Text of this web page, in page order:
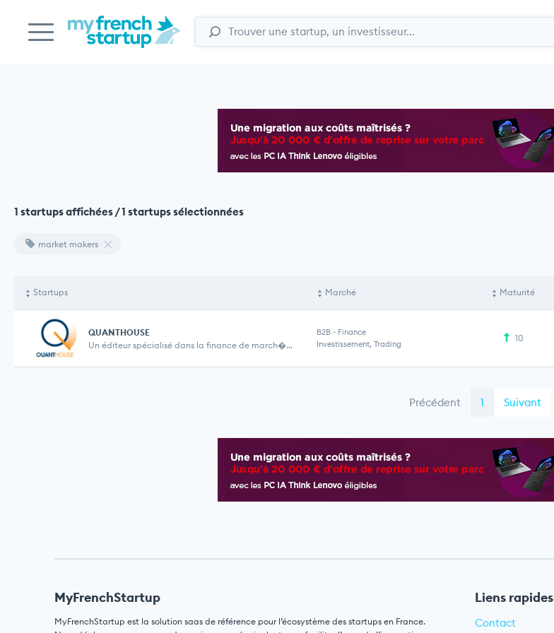
1 startups affichées / 1 startups sélectionnées
market makers
Startups Marché Maturité
QUANTHOUSE
Un éditeur spécialisé dans la finance de march�...
B2B - Finance
Investissement, Trading
10
Précédent 1 Suivant
MyFrenchStartup
MyFrenchStartup est la solution saas de référence pour l’écosystème des startups en France.
Liens rapides
Contact